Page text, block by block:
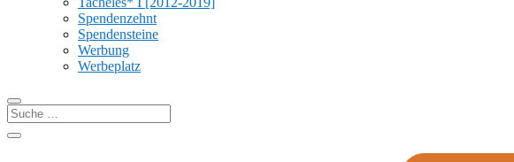
Spendenzehnt
Spendensteine
Werbung
Werbeplatz